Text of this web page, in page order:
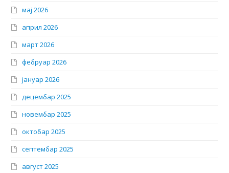
мај 2026
април 2026
март 2026
фебруар 2026
јануар 2026
децембар 2025
новембар 2025
октобар 2025
септембар 2025
август 2025